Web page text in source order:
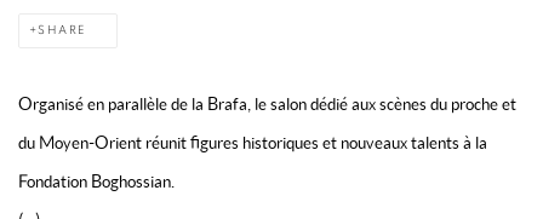
SHARE
Organisé en parallèle de la Brafa, le salon dédié aux scènes du proche et
du Moyen-Orient réunit figures historiques et nouveaux talents à la
Fondation Boghossian.